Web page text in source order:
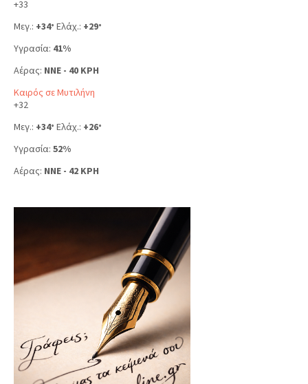
+33
Μεγ.: +34° Ελάχ.: +29°
Υγρασία: 41%
Αέρας: NNE - 40 KPH
Καιρός σε Μυτιλήνη
+32
Μεγ.: +34° Ελάχ.: +26°
Υγρασία: 52%
Αέρας: NNE - 42 KPH